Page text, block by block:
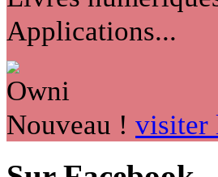
Applications...
Nouveau ! visiter